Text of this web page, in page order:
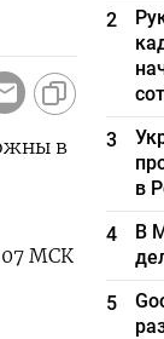
в
МСК
2
3
в
4
В
5